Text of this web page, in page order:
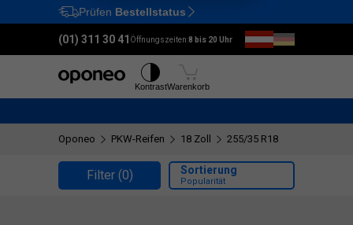
Ctrl M
Prüfen Bestellstatus
(01) 311 30 41 Öffnungszeiten:8 bis 20 Uhr
KontrastWarenkorb
Oponeo PKW-Reifen 18 Zoll 255/35 R18
Filter (0) Sortierung
Popularität